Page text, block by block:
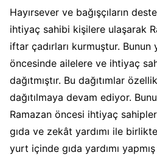
Hayırsever ve bağışçıların
ihtiyaç sahibi kişilere ulaşarak
iftar çadırları kurmuştur. Bunun
öncesinde ailelere ve ihtiyaç
dağıtmıştır. Bu dağıtımlar
dağıtılmaya devam ediyor.
Ramazan öncesi ihtiyaç
gıda ve zekât yardımı ile
yurt içinde gıda yardımı